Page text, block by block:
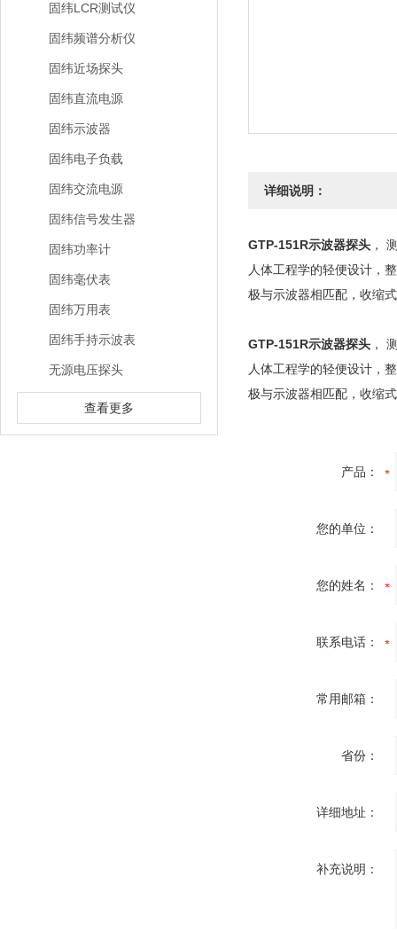
固纬LCR测试仪
固纬频谱分析仪
固纬近场探头
固纬直流电源
固纬示波器
固纬电子负载
固纬交流电源
固纬信号发生器
固纬功率计
固纬毫伏表
固纬万用表
固纬手持示波表
无源电压探头
查看更多
详细说明：
GTP-151R示波器探头 ，
人体工程学的轻便设计，
极与示波器相匹配，收缩
GTP-151R示波器探头 ，
人体工程学的轻便设计，
极与示波器相匹配，收缩
产品：
您的单位：
您的姓名：
联系电话：
常用邮箱：
省份：
详细地址：
补充说明：